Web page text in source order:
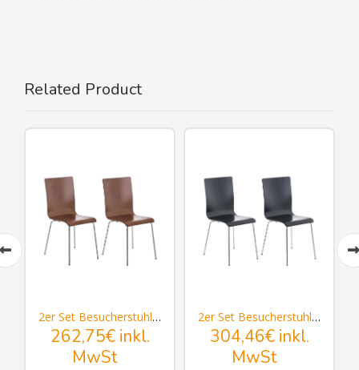
Related Product
2er Set Besucherstuhl Pepe
262,75€inkl.
MwSt
2er Set Besucherstuhl Pepe
304,46€inkl.
MwSt